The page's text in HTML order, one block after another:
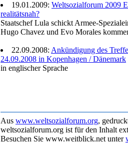
19.01.2009: Weltsozialforum 2009
realitätsnah?
Staatschef Lula schickt Armee-
Hugo Chavez und Evo Morales
22.09.2008: Ankündigung des
24.09.2008 in Kopenhagen / Dänemark
in englischer Sprache
Aus www.weltsozialforum.org,
weltsozialforum.org ist für den Inhalt
Besuchen Sie www.weitblick.net unter